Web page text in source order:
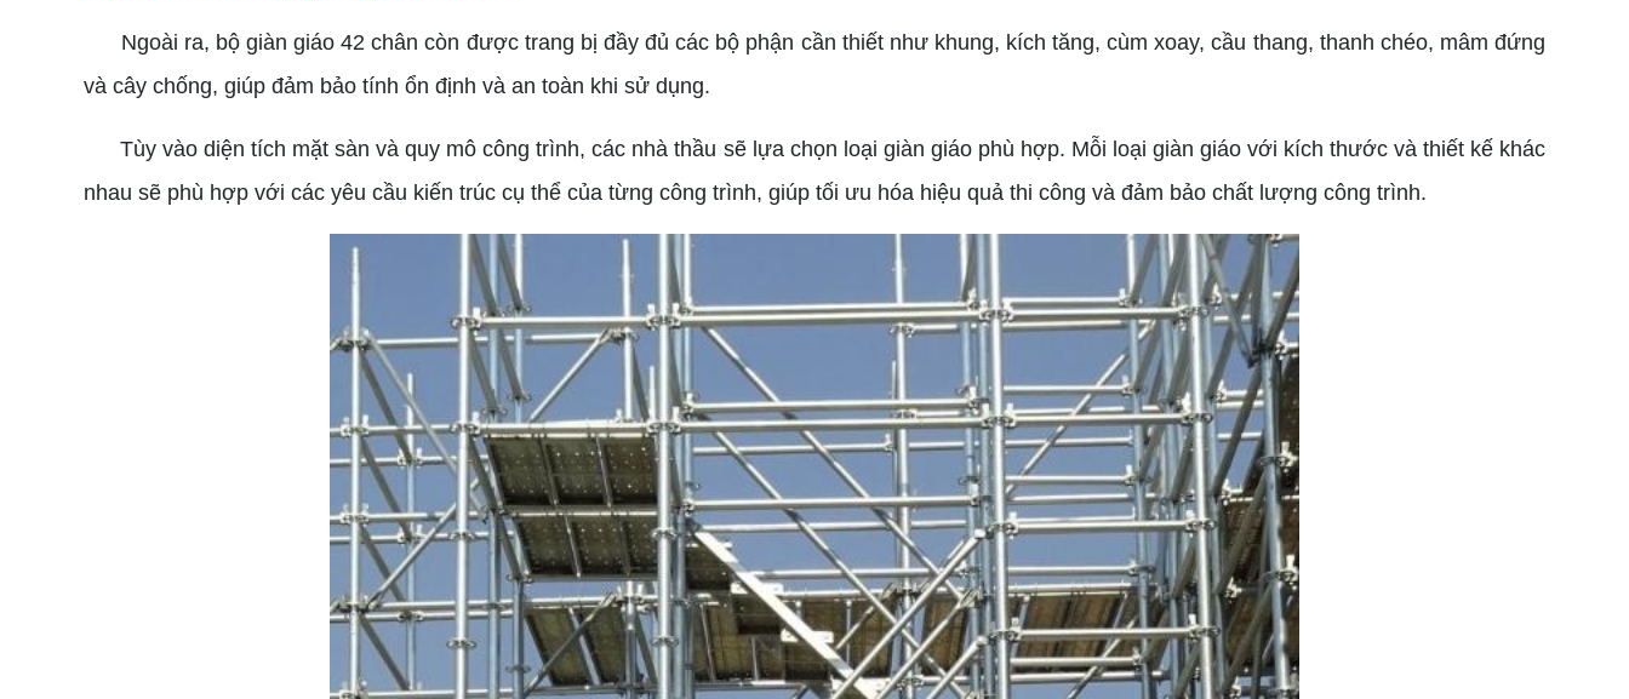
Ngoài ra, bộ giàn giáo 42 chân còn được trang bị đầy đủ các bộ phận cần thiết như khung, kích tăng, cùm xoay, cầu thang, thanh chéo, mâm đứng
và cây chống, giúp đảm bảo tính ổn định và an toàn khi sử dụng.
Tùy vào diện tích mặt sàn và quy mô công trình, các nhà thầu sẽ lựa chọn loại giàn giáo phù hợp. Mỗi loại giàn giáo với kích thước và thiết kế khác
nhau sẽ phù hợp với các yêu cầu kiến trúc cụ thể của từng công trình, giúp tối ưu hóa hiệu quả thi công và đảm bảo chất lượng công trình.